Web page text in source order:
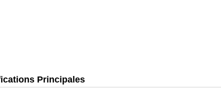
Principales